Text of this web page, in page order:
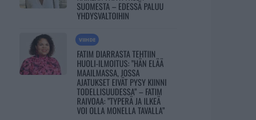
SUOMESTA – EDESSÄ PALUU
YHDYSVALTOIHIN
VIIHDE
FATIM DIARRASTA TEHTIIN
HUOLI-ILMOITUS: ”HÄN ELÄÄ
MAAILMASSA, JOSSA
AJATUKSET EIVÄT PYSY KIINNI
TODELLISUUDESSA” – FATIM
RAIVOAA: ”TYPERÄ JA ILKEÄ
VOI OLLA MONELLA TAVALLA”